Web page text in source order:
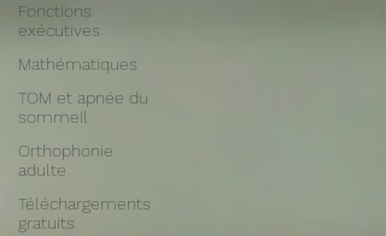
Fonctions
exécutives
Mathématiques
TOM et apnée du
sommeil
Orthophonie
adulte
Téléchargements
gratuits